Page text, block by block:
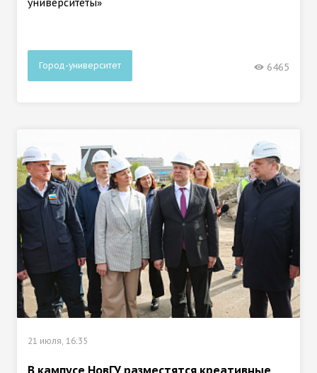
университеты»
Город-университет 6465
21 июля, 16:35
В кампусе НовГУ разместятся креативные